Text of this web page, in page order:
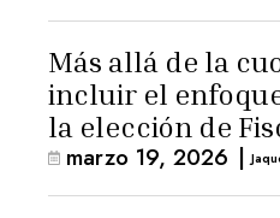
Más allá de la
incluir el
la elección de
marzo 19, 2026 |